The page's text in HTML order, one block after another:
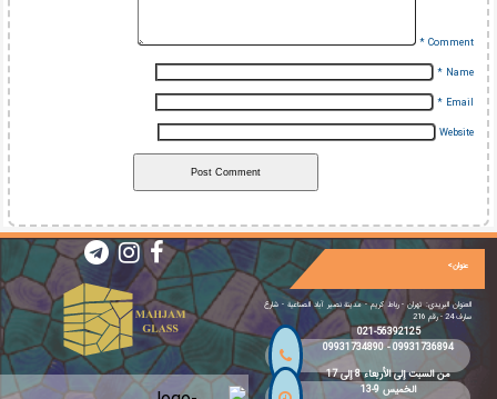
Comment
*
Name
*
Email
*
Website
عنوان>
العنوان البريدي: تهران - رباط كريم - مدينة نصیر آباد الصناعية - شارع
سارف 24 - رقم 216
021-56392125
09931736894
-
09931734890
من السبت إلى الأربعاء 8 إلى 17
الخميس 9-13